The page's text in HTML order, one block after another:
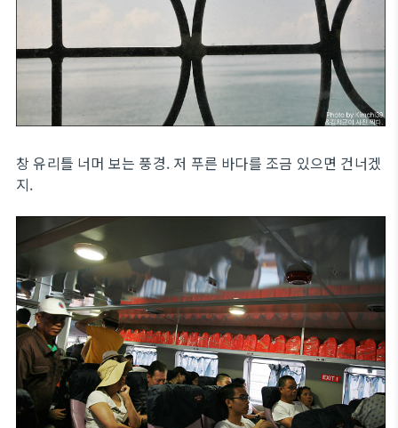
창 유리틀 너머 보는 풍경. 저 푸른 바다를 조금 있으면 건너겠
지.